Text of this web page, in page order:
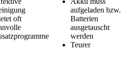
oft
aufgeladen bzw.
Batterien
ausgetauscht
werden
Teurer